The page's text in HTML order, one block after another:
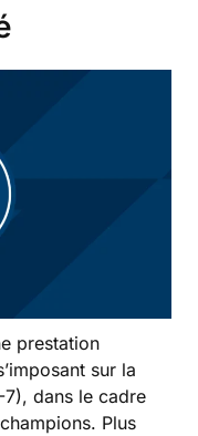
prestation
sur la
dans le cadre
Plus